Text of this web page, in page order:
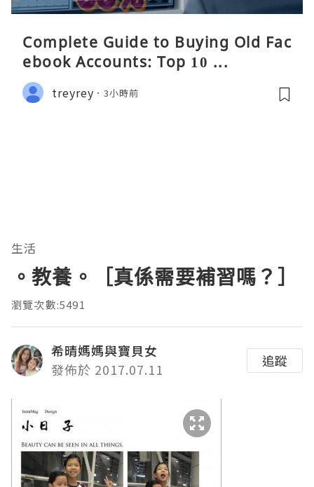
Complete Guide to Buying Old Fac
ebook Accounts: Top 10 ...
treyrey 3小時前
生活
。教養。［真係需要補習嗎？］
瀏覽次數:5491
希晴媽媽與寶貝女
發佈於 2017.07.11
追蹤